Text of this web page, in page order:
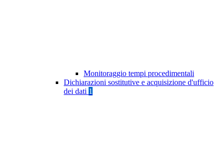
Monitoraggio tempi procedimentali
Dichiarazioni sostitutive e acquisizione d'ufficio
dei dati 1